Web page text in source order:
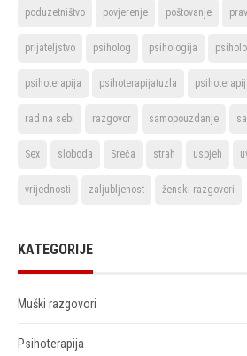
poduzetništvo povjerenje poštovanje
prijateljstvo psiholog psihologija
psihoterapija psihoterapijatuzla
rad na sebi razgovor samopouzdanje
Sex sloboda Sreća strah uspjeh
vrijednosti zaljubljenost ženski razgovori
KATEGORIJE
Muški razgovori
Psihoterapija